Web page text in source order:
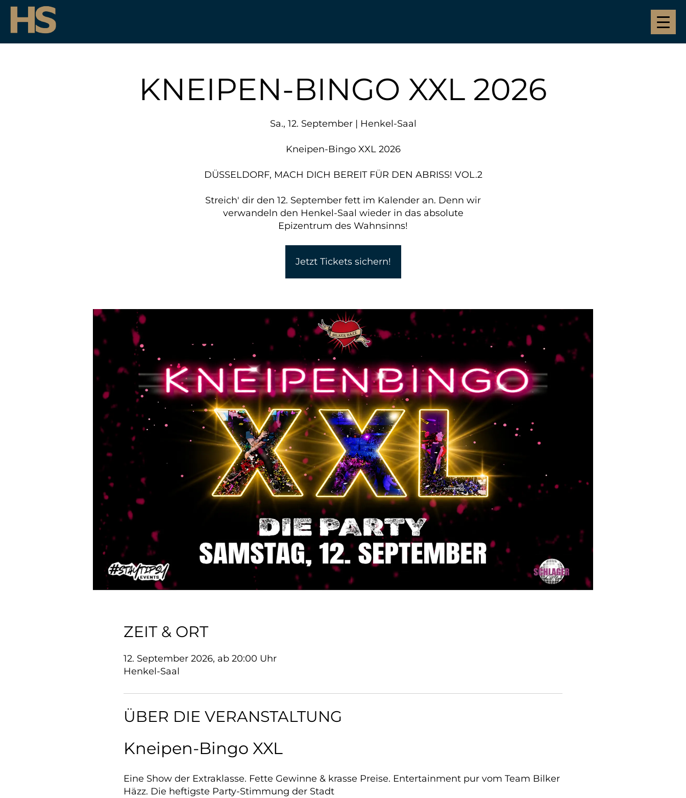
KNEIPEN-BINGO XXL 2026
Sa., 12. September | Henkel-Saal
Kneipen-Bingo XXL 2026
DÜSSELDORF, MACH DICH BEREIT FÜR DEN ABRISS! VOL.2
Streich' dir den 12. September fett im Kalender an. Denn wir
verwandeln den Henkel-Saal wieder in das absolute
Epizentrum des Wahnsinns!
Jetzt Tickets sichern!
ZEIT & ORT
12. September 2026, ab 20:00 Uhr
Henkel-Saal
ÜBER DIE VERANSTALTUNG
Kneipen-Bingo XXL
Eine Show der Extraklasse. Fette Gewinne & krasse Preise. Entertainment pur vom Team Bilker
Häzz. Die heftigste Party-Stimmung der Stadt